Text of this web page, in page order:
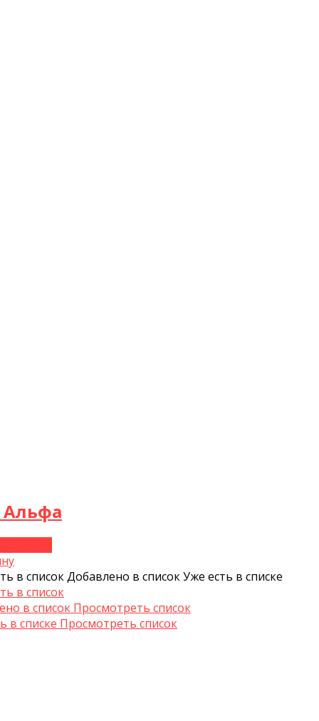
Альфа
в списокДобавлено в списокУже есть в списке
в список
в список Просмотреть список
в списке Просмотреть список